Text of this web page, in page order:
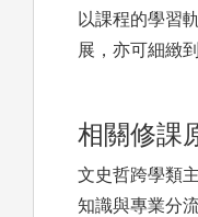
以課程的學習
展，亦可細緻
相關修課
文史哲跨學類
知識與專業分